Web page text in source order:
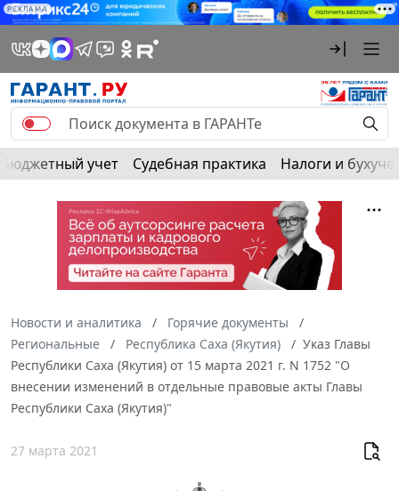
РЕКЛАМА
Бюджетный учет Судебная практика Налоги и
Новости и аналитика
Горячие документы
Региональные
Республика Саха (Якутия)
Указ Главы
Республики Саха (Якутия) от 15 марта 2021 г. N 1752 "О
внесении изменений в отдельные правовые акты Главы
Республики Саха (Якутия)"
27 марта 2021